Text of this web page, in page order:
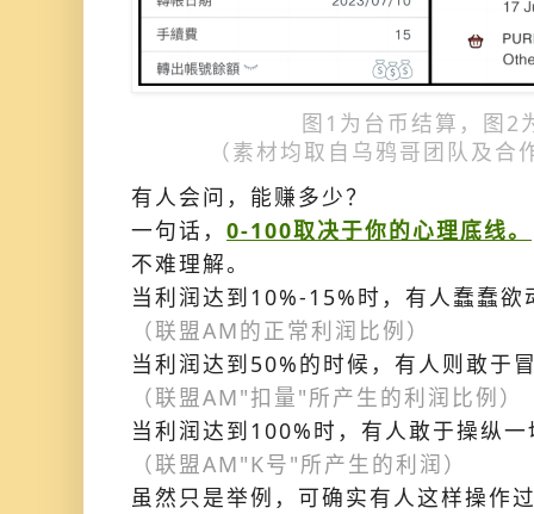
图1为台币结算，图2
（素材均取自乌鸦哥团队及
有人会问，能赚多少？
一句话， 0-100取决于你的心理底线。
不难理解。
当利润达到10%-15%时，有人蠢蠢欲
（联盟AM的正常利润比例）
当利润达到50%的时候，有人则敢于
（联盟AM"扣量"所产生的利润比例）
当利润达到100%时，有人敢于操纵一
（联盟AM"K号"所产生的利润）
虽然只是举例，可确实有人这样操作